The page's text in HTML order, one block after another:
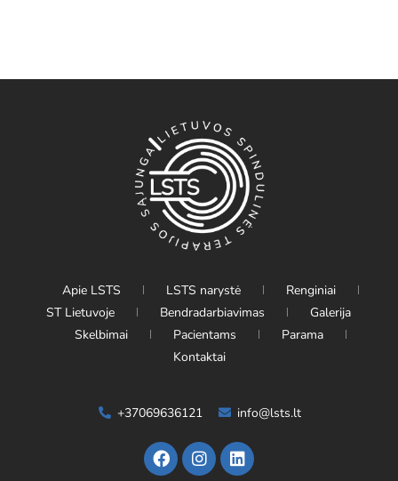
Apie LSTS LSTS narystė
Renginiai
ST Lietuvoje
Bendradarbiavimas
Galerija
Skelbimai
Pacientams
Parama
Kontaktai
+37069636121 info@lsts.lt